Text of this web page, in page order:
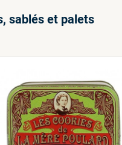
sablés et palets